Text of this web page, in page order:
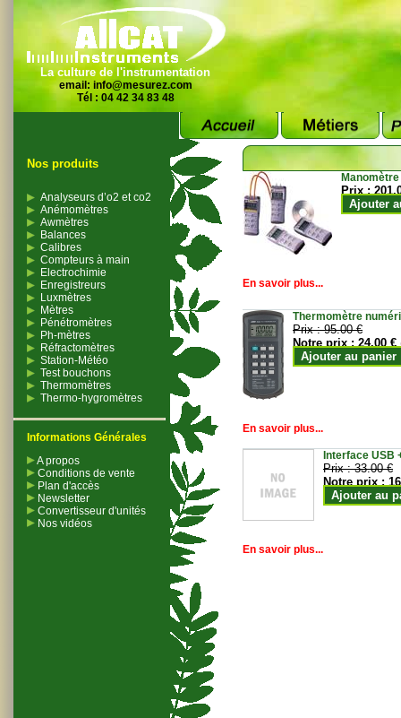
La culture de l'instrumentation
email: info@mesurez.com
Tél : 04 42 34 83 48
Nos produits
Analyseurs d’o2 et co2
Anémomètres
Awmètres
Balances
Calibres
Compteurs à main
Electrochimie
Enregistreurs
Luxmètres
Mètres
Pénétromètres
Ph-mètres
Réfractomètres
Station-Météo
Test bouchons
Thermomètres
Thermo-hygromètres
Informations Générales
A propos
Conditions de vente
Plan d'accès
Newsletter
Convertisseur d'unités
Nos vidéos
Prix :
Ajouter
En savoir plus...
Thermomètre
Prix :95.00 €
Notre prix :24.00 €
Ajouter au panier
En savoir plus...
Interface USB
Prix :33.00 €
Notre prix :
Ajouter au
En savoir plus...